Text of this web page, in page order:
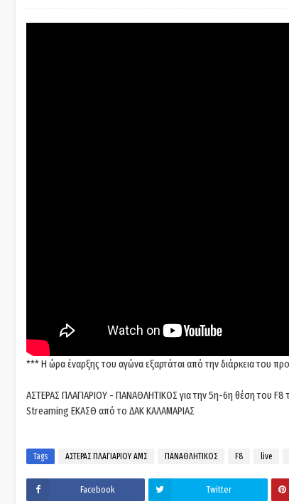
*** Η ώρα έναρξης του αγώνα εξαρτάται από την διάρκεια του
ΑΣΤΕΡΑΣ ΠΛΑΓΙΑΡΙΟΥ - ΠΑΝΑΘΛΗΤΙΚΟΣ για την 5η-6η θέση του
Streaming ΕΚΑΣΘ από το ΔΑΚ ΚΑΛΑΜΑΡΙΑΣ
Tags ΑΣΤΕΡΑΣ ΠΛΑΓΙΑΡΙΟΥ ΑΜΣ ΠΑΝΑΘΛΗΤΙΚΟΣ F8 live
Facebook Twitter